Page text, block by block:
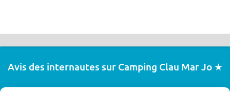
Avis des internautes sur Camping Clau Mar Jo ★